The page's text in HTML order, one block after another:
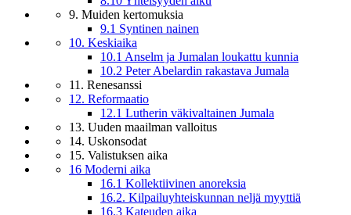
9. Muiden kertomuksia
9.1 Syntinen nainen
10. Keskiaika
10.1 Anselm ja Jumalan loukattu kunnia
10.2 Peter Abelardin rakastava Jumala
11. Renesanssi
12. Reformaatio
12.1 Lutherin väkivaltainen Jumala
13. Uuden maailman valloitus
14. Uskonsodat
15. Valistuksen aika
16 Moderni aika
16.1 Kollektiivinen anoreksia
16.2. Kilpailuyhteiskunnan neljä myyttiä
16.3 Kateuden aika